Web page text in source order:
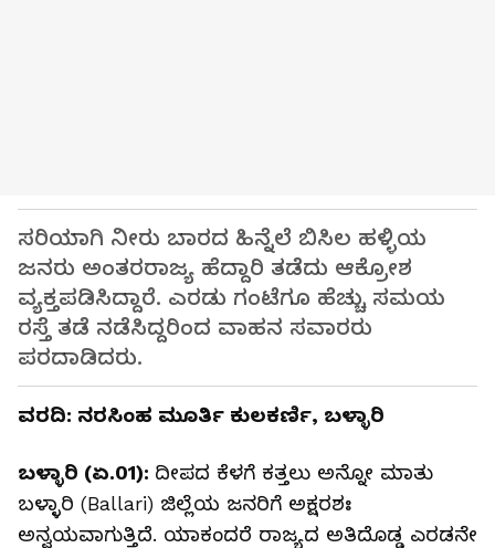
ಸರಿಯಾಗಿ ನೀರು ಬಾರದ ಹಿನ್ನೆಲೆ ಬಿಸಿಲ ಹಳ್ಳಿಯ
ಜನರು ಅಂತರರಾಜ್ಯ ಹೆದ್ದಾರಿ ತಡೆದು ಆಕ್ರೋಶ
ವ್ಯಕ್ತಪಡಿಸಿದ್ದಾರೆ. ಎರಡು ಗಂಟೆಗೂ ಹೆಚ್ಚು ಸಮಯ
ರಸ್ತೆ ತಡೆ ನಡೆಸಿದ್ದರಿಂದ ವಾಹನ ಸವಾರರು
ಪರದಾಡಿದರು.
ವರದಿ: ನರಸಿಂಹ ಮೂರ್ತಿ ಕುಲಕರ್ಣಿ, ಬಳ್ಳಾರಿ
ಬಳ್ಳಾರಿ (ಏ.01): ದೀಪದ ಕೆಳಗೆ ಕತ್ತಲು ಅನ್ನೋ‌ ಮಾತು
ಬಳ್ಳಾರಿ (Ballari) ಜಿಲ್ಲೆಯ ಜನರಿಗೆ ಅಕ್ಷರಶಃ
ಅನ್ವಯವಾಗುತ್ತಿದೆ. ಯಾಕಂದರೆ ರಾಜ್ಯದ ಅತಿದೊಡ್ಡ ಎರಡನೇ